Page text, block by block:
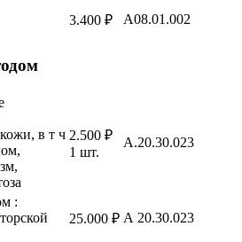
3.400 ₽ A08.01.002
в т ч 2.500 ₽
1 шт.
А.20.30.023
:
25.000 ₽ А 20.30.023